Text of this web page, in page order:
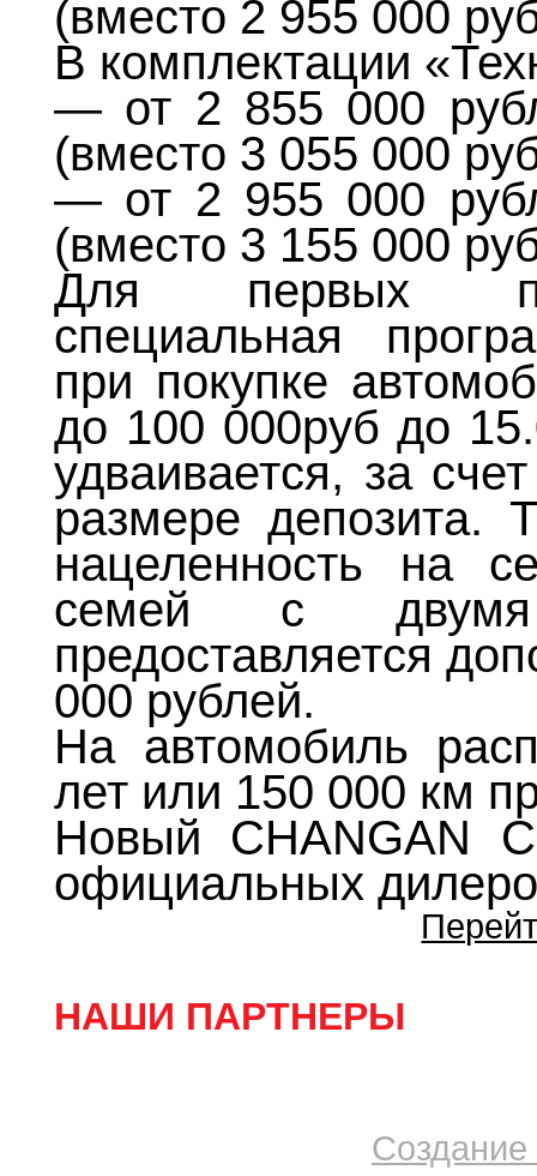
(вместо 2 955 000
В комплектации
— от 2 855 000
(вместо 3 055 000
— от 2 955 000
(вместо 3 155 000
Для первых
специальная
при покупке
до 100 000руб до
удваивается, за
размере депозита.
нацеленность на
семей с
предоставляется
000 рублей.
На автомобиль
лет или 150 000 км
Новый CHANGAN
официальных
НАШИ ПАРТНЕРЫ
Создание